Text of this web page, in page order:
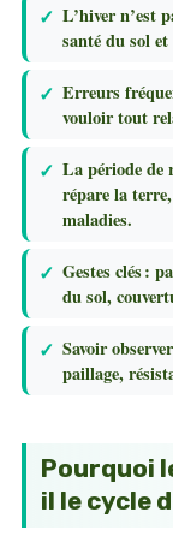
L’hiver n’est
santé du sol et
Erreurs
vouloir tout
La période de
répare la
maladies.
Gestes clés :
du sol,
Savoir
paillage,
Pourquoi
il le cycle